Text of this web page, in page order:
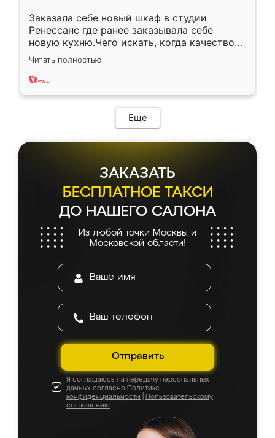
Заказала себе новый шкаф в студии
Ренессанс где ранее заказывала себе
новую кухню.Чего искать, когда качеством
вполне довольна. Служит кухня уже почти
два года, нареканий нет.
Читать полностью
Еще
ЗАКАЗАТЬ
БЕСПЛАТНОЕ ТАКСИ
ДО НАШЕГО САЛОНА
Из любой точки Москвы и
Московской области!
Отправить
Я соглашаюсь на передачу персональных
данных согласно Политике
конфиденциальности
Пользовательскому
соглашению